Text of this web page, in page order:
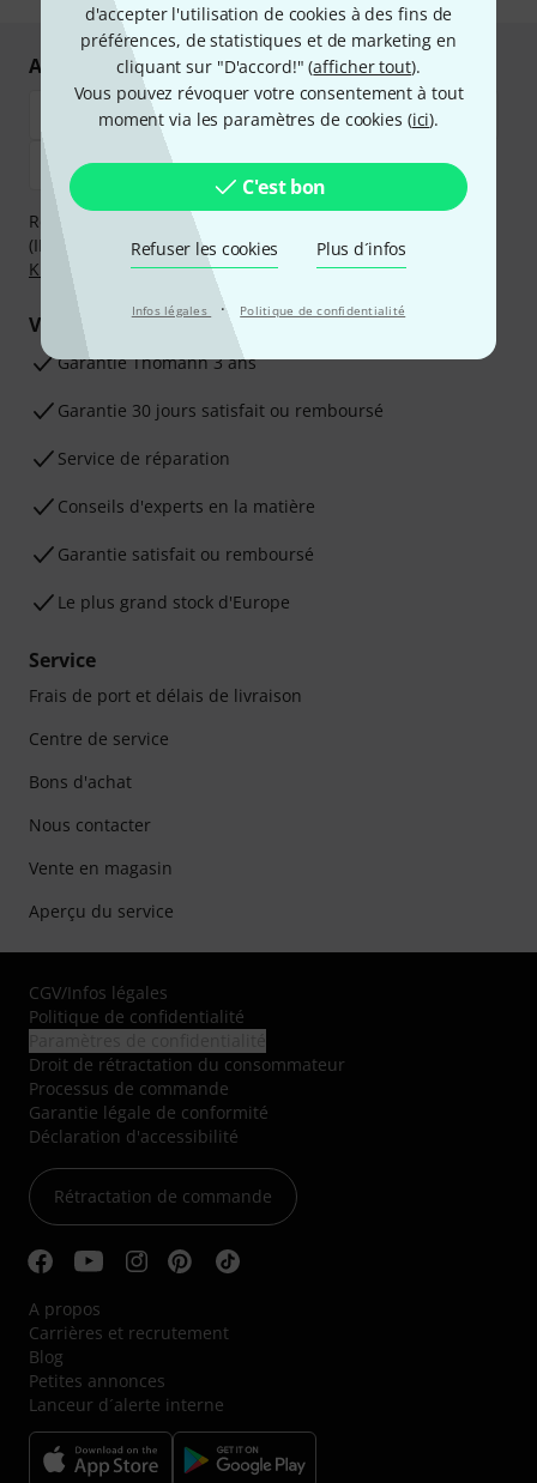
d'accepter l'utilisation de cookies à des fins de
préférences, de statistiques et de marketing en
cliquant sur "D'accord!" (afficher tout).
Vous pouvez révoquer votre consentement à tout
moment via les paramètres de cookies (ici).
C'est bon
Refuser les cookies Plus d´infos
Infos légales · Politique de confidentialité
Achetez et payez en toute sécurité
Réglez de manière sûre et sécurisée par Virement
(IBAN/BIC), PayPal, Amazon Pay,
Klarna Payer Maintenant
Klarna Payer en 3 foisou Carte de crédit.
Vos avantages
Ga­ran­tie Thomann 3 ans
Garantie 30 jours satisfait ou remboursé
Service de réparation
Conseils d'experts en la matière
Garantie satisfait ou remboursé
Le plus grand stock d'Europe
Service
Frais de port et délais de livraison
Centre de service
Bons d'achat
Nous contacter
Vente en magasin
Aperçu du service
CGV/Infos légales
Politique de confidentialité
Droit de rétractation du consommateur
Processus de commande
Garantie légale de conformité
Déclaration d'accessibilité
Rétractation de commande
A propos
Carrières et recrutement
Blog
Petites annonces
Lanceur d´alerte interne